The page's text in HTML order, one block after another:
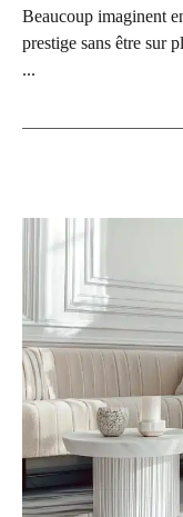
Beaucoup imaginent
prestige sans être sur
...